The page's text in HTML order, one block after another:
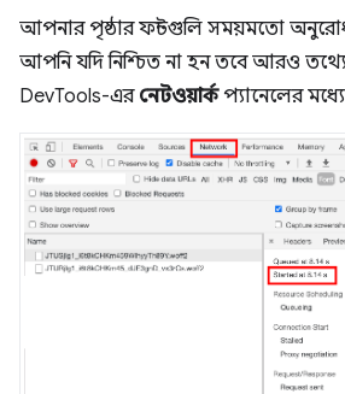
আপনার পৃষ্ঠার ফন্টগুলি সময়মতো অনুরোধ
আপনি যদি নিশ্চিত না হন তবে আরও
DevTools-এর নেটওয়ার্কপ্যানেলের মধ্যে